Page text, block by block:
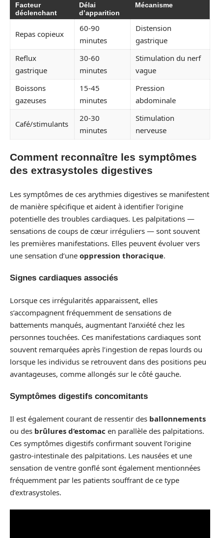
Facteur
déclenchant
Délai
d’apparition
Mécanisme
Repas copieux
60-90
minutes
Distension
gastrique
Reflux
gastrique
30-60
minutes
Stimulation du nerf
vague
Boissons
gazeuses
15-45
minutes
Pression
abdominale
Café/stimulants
20-30
minutes
Stimulation
nerveuse
Comment reconnaître les symptômes
des extrasystoles digestives
Les symptômes de ces arythmies digestives se manifestent
de manière spécifique et aident à identifier l’origine
potentielle des troubles cardiaques. Les palpitations —
sensations de coups de cœur irréguliers — sont souvent
les premières manifestations. Elles peuvent évoluer vers
une sensation d’une oppression thoracique.
Signes cardiaques associés
Lorsque ces irrégularités apparaissent, elles
s’accompagnent fréquemment de sensations de
battements manqués, augmentant l’anxiété chez les
personnes touchées. Ces manifestations cardiaques sont
souvent remarquées après l’ingestion de repas lourds ou
lorsque les individus se retrouvent dans des positions peu
avantageuses, comme allongés sur le côté gauche.
Symptômes digestifs concomitants
Il est également courant de ressentir des ballonnements
ou des brûlures d’estomac en parallèle des palpitations.
Ces symptômes digestifs confirmant souvent l’origine
gastro-intestinale des palpitations. Les nausées et une
sensation de ventre gonflé sont également mentionnées
fréquemment par les patients souffrant de ce type
d’extrasystoles.